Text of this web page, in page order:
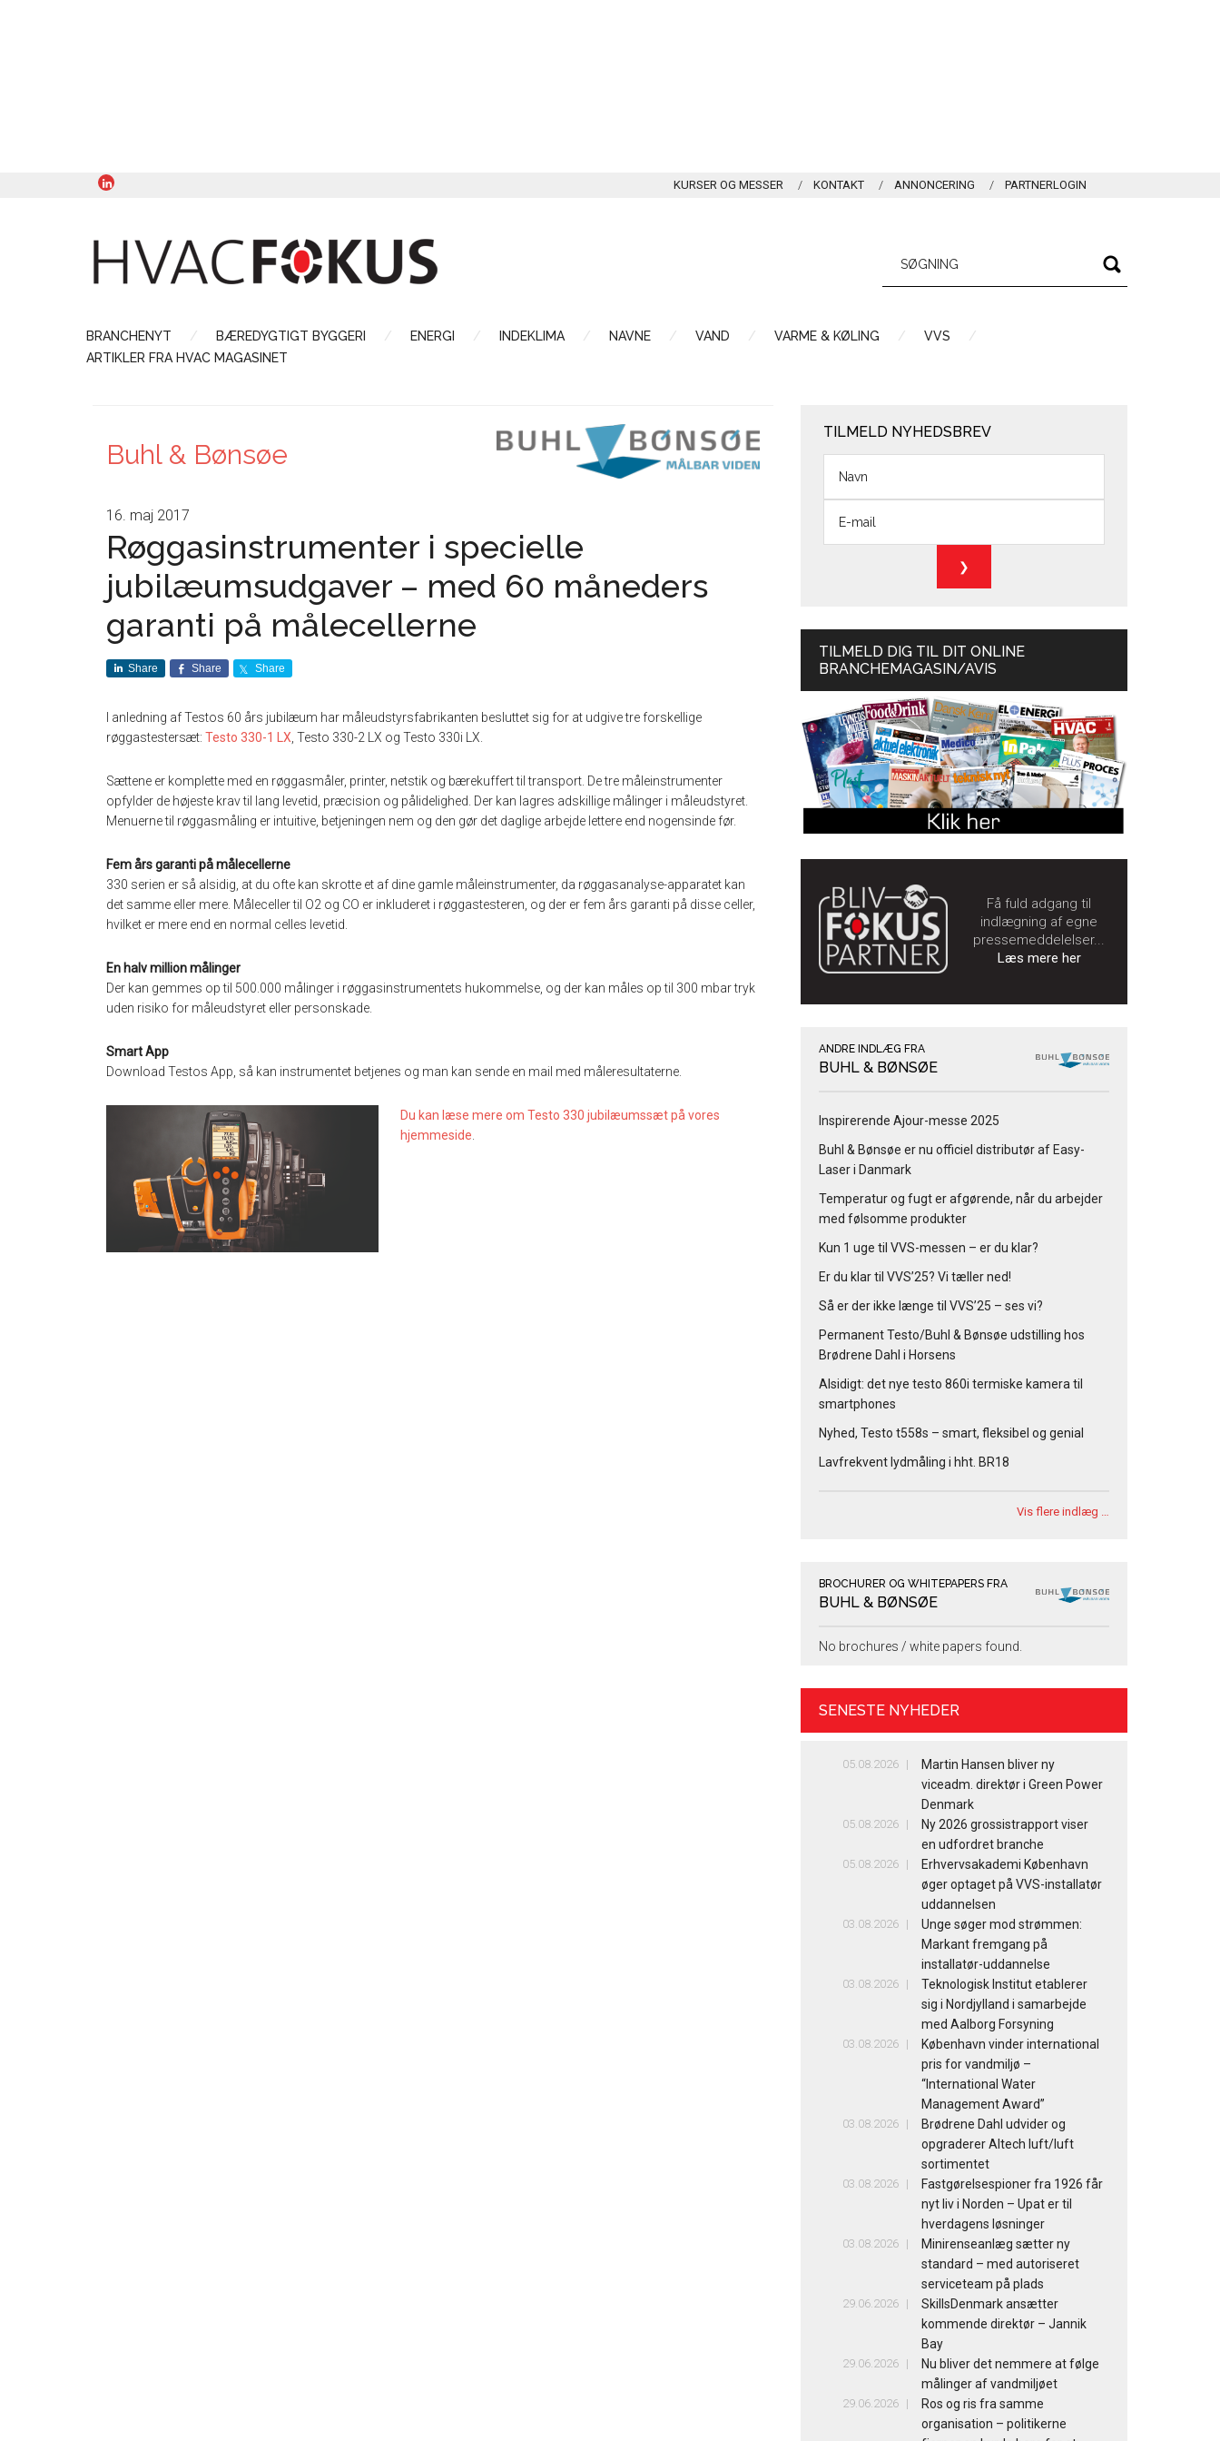
KURSER OG MESSER KONTAKT ANNONCERING PARTNERLOGIN
BRANCHENYT BÆREDYGTIGT BYGGERI ENERGI INDEKLIMA NAVNE VAND VARME & KØLING
VVS
ARTIKLER FRA HVAC MAGASINET
Buhl & Bønsøe
16. maj 2017
Røggasinstrumenter i specielle
jubilæumsudgaver – med 60 måneders
garanti på målecellerne
Share Share Share
I anledning af Testos 60 års jubilæum har måleudstyrsfabrikanten besluttet sig for at udgive tre forskellige
røggastestersæt: Testo 330-1 LX , Testo 330-2 LX og Testo 330i LX.
Sættene er komplette med en røggasmåler, printer, netstik og bærekuffert til transport. De tre måleinstrumenter
opfylder de højeste krav til lang levetid, præcision og pålidelighed. Der kan lagres adskillige målinger i måleudstyret.
Menuerne til røggasmåling er intuitive, betjeningen nem og den gør det daglige arbejde lettere end nogensinde før.
Fem års garanti på målecellerne
330 serien er så alsidig, at du ofte kan skrotte et af dine gamle måleinstrumenter, da røggasanalyse-apparatet kan
det samme eller mere. Måleceller til O2 og CO er inkluderet i røggastesteren, og der er fem års garanti på disse celler,
hvilket er mere end en normal celles levetid.
En halv million målinger
Der kan gemmes op til 500.000 målinger i røggasinstrumentets hukommelse, og der kan måles op til 300 mbar tryk
uden risiko for måleudstyret eller personskade.
Smart App
Download Testos App, så kan instrumentet betjenes og man kan sende en mail med måleresultaterne.
Du kan læse mere om Testo 330 jubilæumssæt på vores
hjemmeside
TILMELD NYHEDSBREV
TILMELD DIG TIL DIT ONLINE
BRANCHEMAGASIN/AVIS
Få fuld adgang til
indlægning af egne
pressemeddelelser...
Læs mere her
ANDRE INDLÆG FRA
BUHL & BØNSØE
Inspirerende Ajour-messe 2025
Buhl & Bønsøe er nu officiel distributør af Easy-
Laser i Danmark
Temperatur og fugt er afgørende, når du arbejder
med følsomme produkter
Kun 1 uge til VVS-messen – er du klar?
Er du klar til VVS’25? Vi tæller ned!
Så er der ikke længe til VVS’25 – ses vi?
Permanent Testo/Buhl & Bønsøe udstilling hos
Brødrene Dahl i Horsens
Alsidigt: det nye testo 860i termiske kamera til
smartphones
Nyhed, Testo t558s – smart, fleksibel og genial
Lavfrekvent lydmåling i hht. BR18
Vis flere indlæg …
BROCHURER OG WHITEPAPERS FRA
BUHL & BØNSØE
No brochures / white papers found.
SENESTE NYHEDER
05.08.2026
Martin Hansen bliver ny
viceadm. direktør i Green Power
Denmark
05.08.2026
Ny 2026 grossistrapport viser
en udfordret branche
05.08.2026
Erhvervsakademi København
øger optaget på VVS-installatør
uddannelsen
03.08.2026
Unge søger mod strømmen:
Markant fremgang på
installatør-uddannelse
03.08.2026
Teknologisk Institut etablerer
sig i Nordjylland i samarbejde
med Aalborg Forsyning
03.08.2026
København vinder international
pris for vandmiljø –
“International Water
Management Award”
03.08.2026
Brødrene Dahl udvider og
opgraderer Altech luft/luft
sortimentet
03.08.2026
Fastgørelsespioner fra 1926 får
nyt liv i Norden – Upat er til
hverdagens løsninger
03.08.2026
Minirenseanlæg sætter ny
standard – med autoriseret
serviceteam på plads
29.06.2026
SkillsDenmark ansætter
kommende direktør – Jannik
Bay
29.06.2026
Nu bliver det nemmere at følge
målinger af vandmiljøet
29.06.2026
Ros og ris fra samme
organisation – politikerne